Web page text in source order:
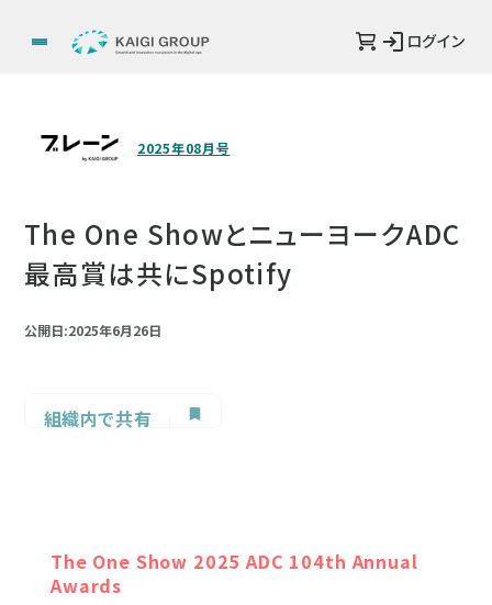
ログイン
2025年08月号
The One ShowとニューヨークADC
最高賞は共にSpotify
公開日:2025年6月26日
組織内で共有
The One Show 2025 ADC 104th Annual
Awards